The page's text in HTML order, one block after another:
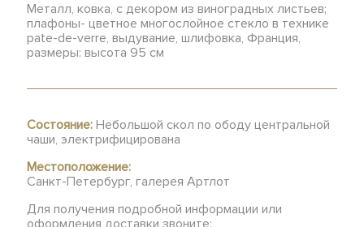
Металл, ковка, с декором из виноградных листьев;
плафоны- цветное многослойное стекло в технике
pate-de-verre, выдувание, шлифовка, Франция,
размеры: высота 95 см
Состояние: Небольшой скол по ободу центральной
чаши, электрифицирована
Местоположение:
Санкт-Петербург, галерея Артлот
Для получения подробной информации или
оформления доставки звоните: